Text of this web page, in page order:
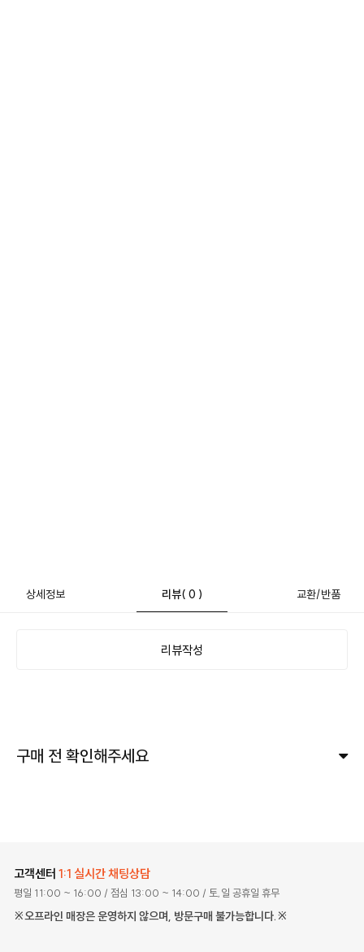
상세정보 리뷰( 0 ) 교환/반품
리뷰작성
구매 전 확인해주세요
고객센터 1:1 실시간 채팅상담
평일 11:00 ~ 16:00 / 점심 13:00 ~ 14:00 / 토,일 공휴일 휴무
※오프라인 매장은 운영하지 않으며, 방문구매 불가능합니다.※